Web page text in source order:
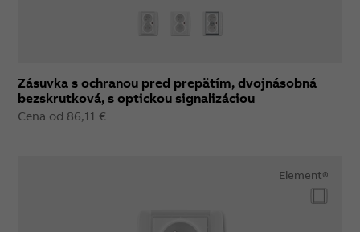
Zásuvka s ochranou pred prepätím, dvojnásobná
bezskrutková, s optickou signalizáciou
Cena od 86,11 €
Element®